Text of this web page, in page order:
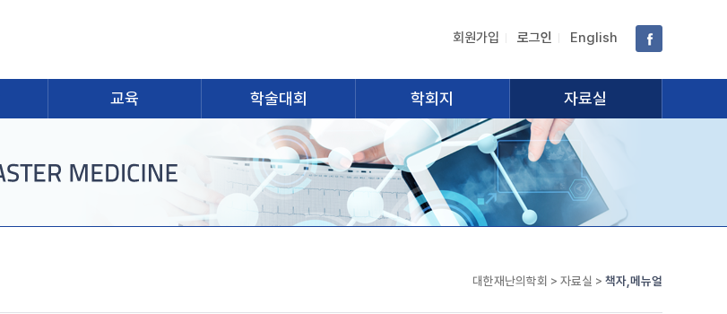
회원가입 로그인 English
교육 학술대회 학회지 자료실
대한재난의학회 > 자료실 > 책자,메뉴얼